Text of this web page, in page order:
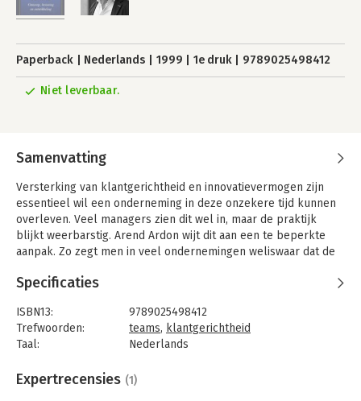
Paperback Nederlands 1999 1e druk 9789025498412
Niet leverbaar.
Samenvatting
Versterking van klantgerichtheid en innovatievermogen zijn
essentieel wil een onderneming in deze onzekere tijd kunnen
overleven. Veel managers zien dit wel in, maar de praktijk
blijkt weerbarstig. Arend Ardon wijt dit aan een te beperkte
aanpak. Zo zegt men in veel ondernemingen weliswaar dat de
gebeuren. Zo wordt het werkelijke
In 'Klantgestuurde teams' vindt u een integrale aanpak
waarmee u de klant daadwerkelijk invloed geeft. Kern daarvan
vormen de klantgestuurde teams: teams met eigen
intensieve klantencontact continu kunnen inspelen op
Specificaties
ISBN13:
9789025498412
Trefwoorden:
teams, klantgerichtheid
Taal:
Nederlands
Aantal pagina's:
213
Expertrecensies (1)